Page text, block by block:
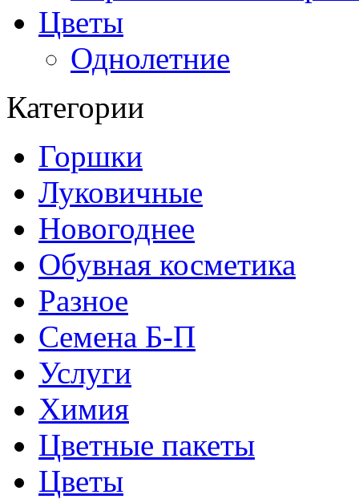
Цветы
Однолетние
Категории
Горшки
Луковичные
Новогоднее
Обувная косметика
Разное
Семена Б-П
Услуги
Химия
Цветные пакеты
Цветы